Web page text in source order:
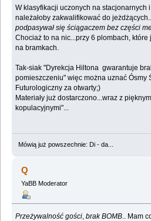
W klasyfikacji uczonych na stacjonarnych
należałoby zakwalifikować do
podpasywał się ściągaczem bez części
Chociaż to na nic...przy 6 plombach,
na bramkach.
Tak-siak "Dyrekcja Hiltona gwarantuje
pomieszczeniu" więc można uznać Ósmy
Futurologiczny za otwarty;)
Materiały już dostarczono...wraz z
kopulacyjnymi"...
Mówią już powszechnie: Di - da...
Q
YaBB Moderator
Przeżywalność gości ,brak BOMB .. Mam